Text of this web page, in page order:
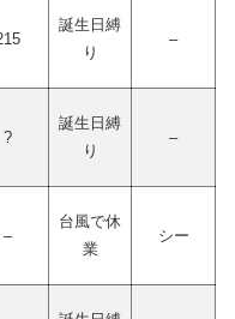
誕生日縛
り
–
?
誕生日縛
り
–
–
台風で休
業
シー